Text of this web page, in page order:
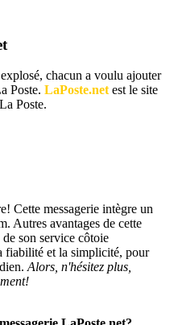
chacun a voulu ajouter
Poste. LaPoste.net est le site
Poste.
Cette messagerie intègre un
Autres avantages de cette
son service côtoie
fiabilité et la simplicité, pour
Alors, n'hésitez plus,